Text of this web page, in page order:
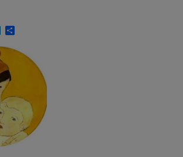
L
n
k
e
d
I
n
P
r
r